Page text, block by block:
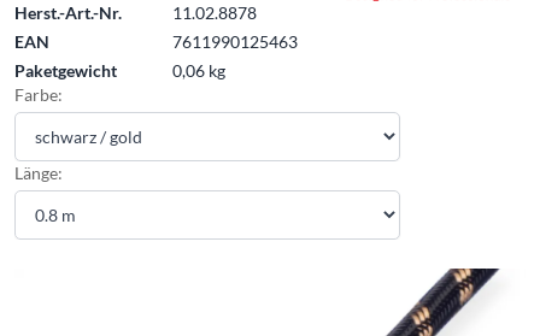
Herst.-Art.-Nr.
11.02.8878
EAN
7611990125463
Paketgewicht
0,06 kg
Farbe:
Länge: